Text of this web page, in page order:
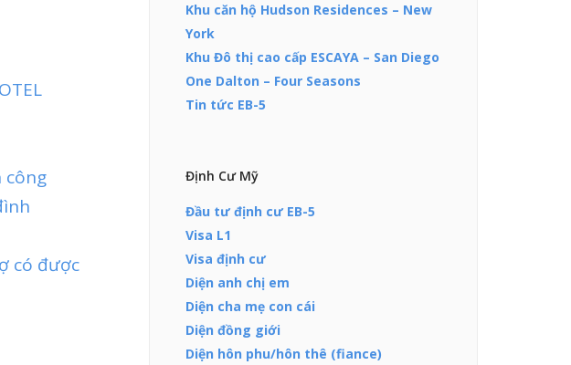
công
có được
Khu căn hộ Hudson Residences – New
York
Khu Đô thị cao cấp ESCAYA – San Diego
One Dalton – Four Seasons
Tin tức EB-5
Định Cư Mỹ
Đầu tư định cư EB-5
Visa L1
Visa định cư
Diện anh chị em
Diện cha mẹ con cái
Diện đồng giới
Diện hôn phu/hôn thê (fiance)